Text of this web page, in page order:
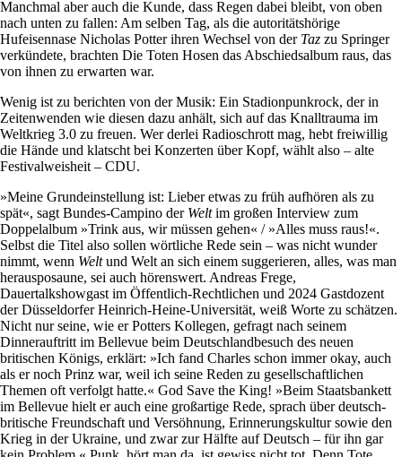
Manchmal aber auch die Kunde, dass Regen dabei bleibt, von oben
nach unten zu fallen: Am selben Tag, als die autoritätshörige
Hufeisennase Nicholas Potter ihren Wechsel von der Taz zu Springer
verkündete, brachten Die Toten Hosen das Abschiedsalbum raus, das
von ihnen zu erwarten war.
Wenig ist zu berichten von der Musik: Ein Stadionpunkrock, der in
Zeitenwenden wie diesen dazu anhält, sich auf das Knalltrauma im
Weltkrieg 3.0 zu freuen. Wer derlei Radioschrott mag, hebt freiwillig
die Hände und klatscht bei Konzerten über Kopf, wählt also – alte
Festivalweisheit – CDU.
»Meine Grundeinstellung ist: Lieber etwas zu früh aufhören als zu
spät«, sagt Bundes-Campino der Weltim großen Interview zum
Doppelalbum »Trink aus, wir müssen gehen« / »Alles muss raus!«.
Selbst die Titel also sollen wörtliche Rede sein – was nicht wunder
nimmt, wenn Weltund Welt an sich einem suggerieren, alles, was man
herausposaune, sei auch hörenswert. Andreas Frege,
Dauertalkshowgast im Öffentlich-Rechtlichen und 2024 Gastdozent
der Düsseldorfer Heinrich-Heine-Universität, weiß Worte zu schätzen.
Nicht nur seine, wie er Potters Kollegen, gefragt nach seinem
Dinnerauftritt im Bellevue beim Deutschlandbesuch des neuen
britischen Königs, erklärt: »Ich fand Charles schon immer okay, auch
als er noch Prinz war, weil ich seine Reden zu gesellschaftlichen
Themen oft verfolgt hatte.« God Save the King! »Beim Staatsbankett
im Bellevue hielt er auch eine großartige Rede, sprach über deutsch-
britische Freundschaft und Versöhnung, Erinnerungskultur sowie den
Krieg in der Ukraine, und zwar zur Hälfte auf Deutsch – für ihn gar